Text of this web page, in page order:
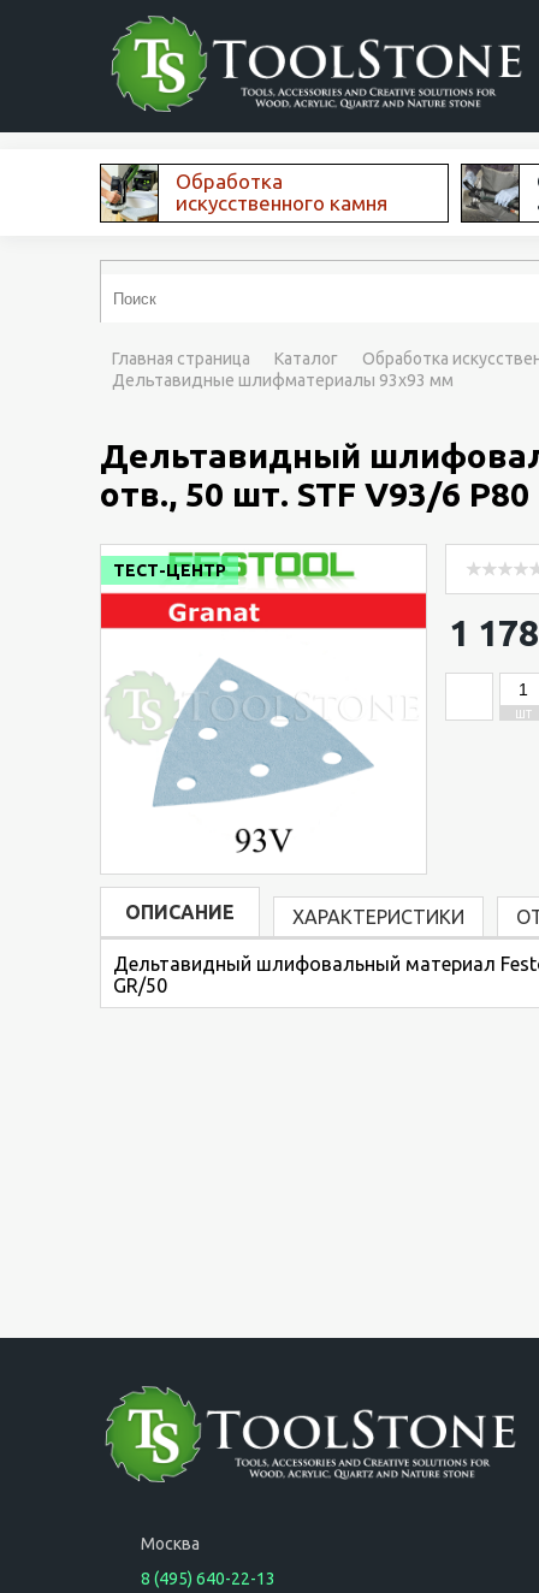
Обработка
искусственного камня
Главная страница Каталог
Обработка
Дельтавидные шлифматериалы 93x93 мм
Дельтавидный
отв., 50 шт. STF V93/6 P80
ТЕСТ-ЦЕНТР
1
ШТ
ОПИСАНИЕ ХАРАКТЕРИСТИКИ
Дельтавидный шлифовальный материал
GR/50
Москва
8 (495) 640-22-13